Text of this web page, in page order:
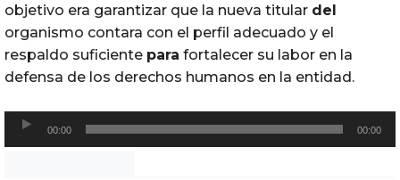
objetivo era garantizar que la nueva titular del
organismo contara con el perfil adecuado y el
respaldo suficiente para fortalecer su labor en la
defensa de los derechos humanos en la entidad.
e
00:00 00:00